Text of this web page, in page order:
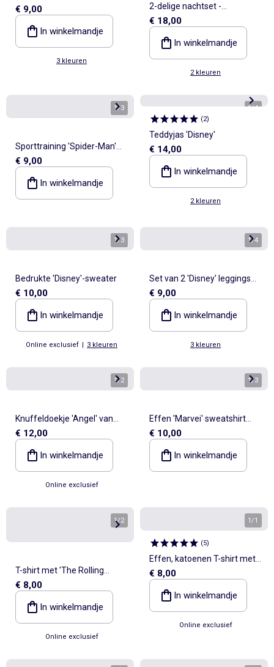
van geribde stof
€ 9,00
In winkelmandje
3 kleuren
2-delige nachtset -
Mouwloze slaapoverall +
body
€ 18,00
In winkelmandje
2 kleuren
1/3
Sporttraining 'Spider-Man'
'Marvel'
€ 9,00
In winkelmandje
1/4
(2)
Teddyjas 'Disney'
€ 14,00
In winkelmandje
2 kleuren
1/3
Bedrukte 'Disney'-sweater
€ 10,00
In winkelmandje
Online exclusief | 3 kleuren
1/4
Set van 2 'Disney' leggings
van geribd jerseytricot
€ 9,00
In winkelmandje
3 kleuren
1/2
Knuffeldoekje 'Angel' van
'Lilo & Stitch'
€ 12,00
In winkelmandje
Online exclusief
1/3
Effen 'Marvei' sweatshirt
met lange mouwen
€ 10,00
In winkelmandje
1/2
T-shirt met 'The Rolling
Stones'-print van effen
katoen
€ 8,00
In winkelmandje
Online exclusief
1 /1
(5)
Effen, katoenen T-shirt met
Nirvana-print
€ 8,00
In winkelmandje
Online exclusief